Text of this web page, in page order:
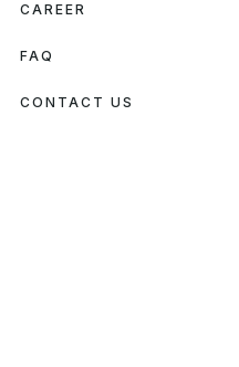
CAREER
FAQ
CONTACT US